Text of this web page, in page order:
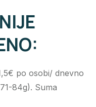
po osobi/ dnevno
84g). Suma